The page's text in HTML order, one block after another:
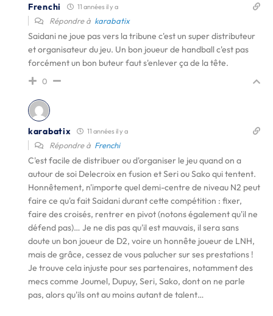
Frenchi 11 années il y a
Répondre à karabatix
Saidani ne joue pas vers la tribune c'est un super distributeur
et organisateur du jeu. Un bon joueur de handball c'est pas
forcément un bon buteur faut s'enlever ça de la tête.
0
karabatix 11 années il y a
Répondre à Frenchi
C'est facile de distribuer ou d'organiser le jeu quand on a
autour de soi Delecroix en fusion et Seri ou Sako qui tentent.
Honnêtement, n'importe quel demi-centre de niveau N2 peut
faire ce qu'a fait Saidani durant cette compétition : fixer,
faire des croisés, rentrer en pivot (notons également qu'il ne
défend pas)… Je ne dis pas qu'il est mauvais, il sera sans
doute un bon joueur de D2, voire un honnête joueur de LNH,
mais de grâce, cessez de vous palucher sur ses prestations !
Je trouve cela injuste pour ses partenaires, notamment des
mecs comme Joumel, Dupuy, Seri, Sako, dont on ne parle
pas, alors qu'ils ont au moins autant de talent…